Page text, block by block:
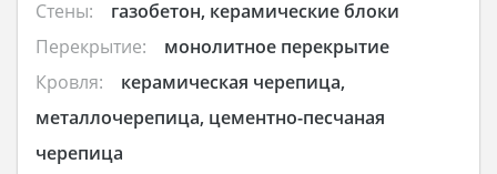
Стены:
газобетон, керамические блоки
Перекрытие:
монолитное перекрытие
Кровля:
керамическая черепица,
металлочерепица, цементно-песчаная
черепица